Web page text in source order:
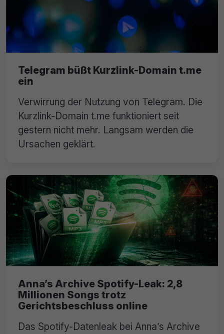
Telegram büßt Kurzlink-Domain t.me
ein
Verwirrung der Nutzung von Telegram. Die
Kurzlink-Domain t.me funktioniert seit
gestern nicht mehr. Langsam werden die
Ursachen geklärt.
Anna’s Archive Spotify-Leak: 2,8
Millionen Songs trotz
Gerichtsbeschluss online
Das Spotify-Datenleak bei Anna’s Archive